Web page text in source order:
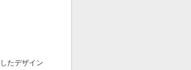
たデザイン